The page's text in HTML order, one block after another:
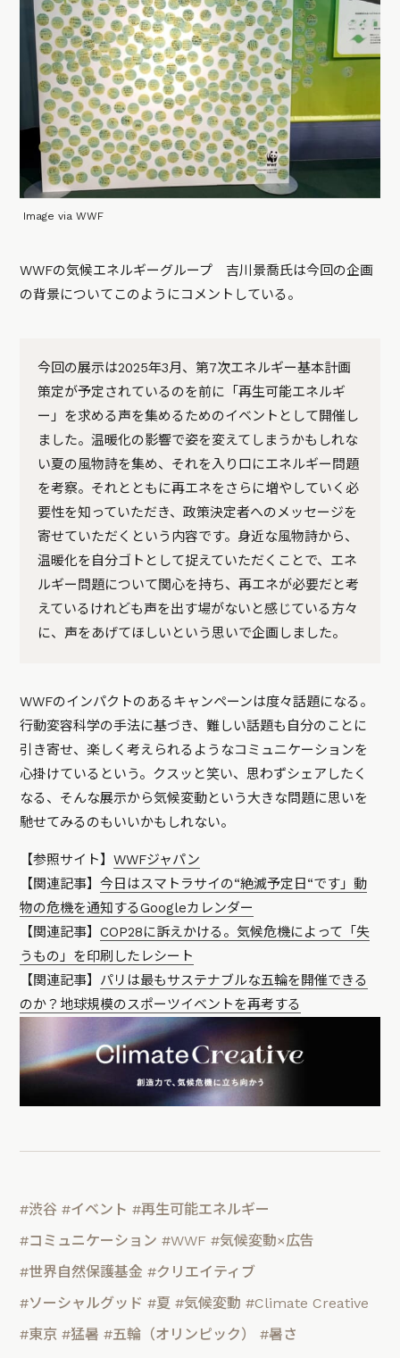
Image via WWF
WWFの気候エネルギーグループ 吉川景喬氏は今回の企画
の背景についてこのようにコメントしている。
今回の展示は2025年3月、第7次エネルギー基本計画
策定が予定されているのを前に「再生可能エネルギ
ー」を求める声を集めるためのイベントとして開催し
ました。温暖化の影響で姿を変えてしまうかもしれな
い夏の風物詩を集め、それを入り口にエネルギー問題
を考察。それとともに再エネをさらに増やしていく必
要性を知っていただき、政策決定者へのメッセージを
寄せていただくという内容です。身近な風物詩から、
温暖化を自分ゴトとして捉えていただくことで、エネ
ルギー問題について関心を持ち、再エネが必要だと考
えているけれども声を出す場がないと感じている方々
に、声をあげてほしいという思いで企画しました。
WWFのインパクトのあるキャンペーンは度々話題になる。
行動変容科学の手法に基づき、難しい話題も自分のことに
引き寄せ、楽しく考えられるようなコミュニケーションを
心掛けているという。クスッと笑い、思わずシェアしたく
なる、そんな展示から気候変動という大きな問題に思いを
馳せてみるのもいいかもしれない。
【参照サイト】WWFジャパン
【関連記事】今日はスマトラサイの“絶滅予定日“です」動
物の危機を通知するGoogleカレンダー
【関連記事】COP28に訴えかける。気候危機によって「失
うもの」を印刷したレシート
【関連記事】 パリは最もサステナブルな五輪を開催できる
のか？地球規模のスポーツイベントを再考する
#渋谷 #イベント #再生可能エネルギー
#コミュニケーション #WWF #気候変動×広告
#世界自然保護基金 #クリエイティブ
#ソーシャルグッド #夏 #気候変動 #Climate Creative
#東京 #猛暑 #五輪（オリンピック）
#暑さ